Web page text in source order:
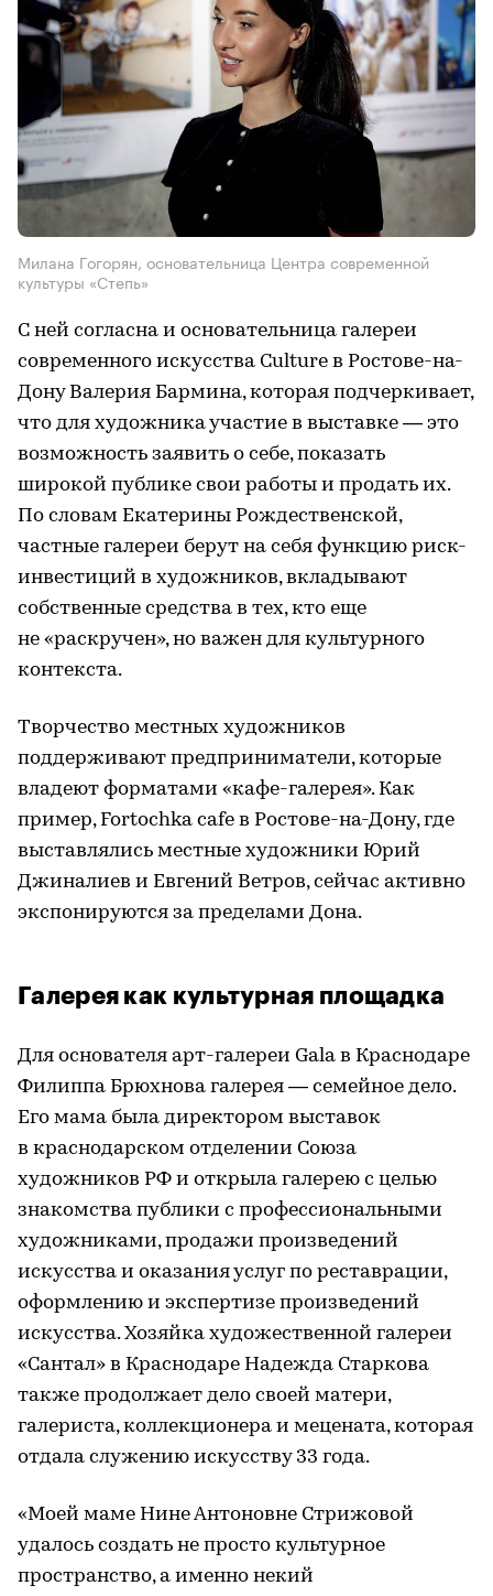
Милана Гогорян, основательница Центра современной
культуры «Степь»
С ней согласна и основательница галереи
современного искусства Culture в Ростове-на-
Дону Валерия Бармина, которая подчеркивает,
что для художника участие в выставке — это
возможность заявить о себе, показать
широкой публике свои работы и продать их.
По словам Екатерины Рождественской,
частные галереи берут на себя функцию риск-
инвестиций в художников, вкладывают
собственные средства в тех, кто еще
не «раскручен», но важен для культурного
контекста.
Творчество местных художников
поддерживают предприниматели, которые
владеют форматами «кафе-галерея». Как
пример, Fortochka cafe в Ростове-на-Дону, где
выставлялись местные художники Юрий
Джиналиев и Евгений Ветров, сейчас активно
экспонируются за пределами Дона.
Галерея как культурная площадка
Для основателя арт-галереи Gala в Краснодаре
Филиппа Брюхнова галерея — семейное дело.
Его мама была директором выставок
в краснодарском отделении Союза
художников РФ и открыла галерею с целью
знакомства публики с профессиональными
художниками, продажи произведений
искусства и оказания услуг по реставрации,
оформлению и экспертизе произведений
искусства. Хозяйка художественной галереи
«Сантал» в Краснодаре Надежда Старкова
также продолжает дело своей матери,
галериста, коллекционера и мецената, которая
отдала служению искусству 33 года.
«Моей маме Нине Антоновне Стрижовой
удалось создать не просто культурное
пространство, а именно некий